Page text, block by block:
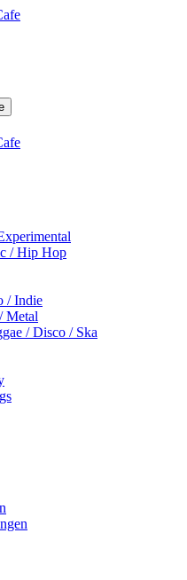
/ Hip Hop
/ Indie
Metal
/ Disco / Ska